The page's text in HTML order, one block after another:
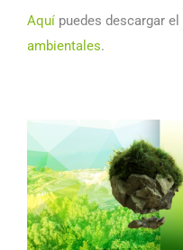
Aquí puedes descargar el
ambientales.